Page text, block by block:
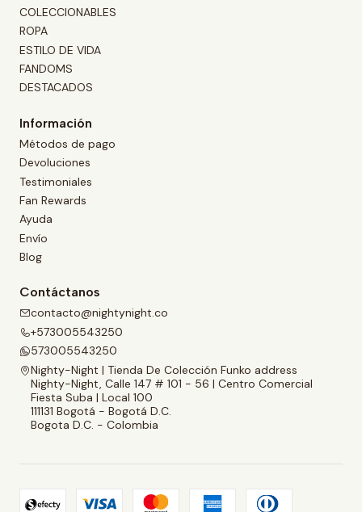
COLECCIONABLES
ROPA
ESTILO DE VIDA
FANDOMS
DESTACADOS
Información
Métodos de pago
Devoluciones
Testimoniales
Fan Rewards
Ayuda
Envío
Blog
Contáctanos
contacto@nightynight.co
+573005543250
573005543250
Nighty-Night | Tienda De Colección Funko address
Nighty-Night, Calle 147 # 101 - 56 | Centro Comercial
Fiesta Suba | Local 100
111131 Bogotá - Bogotá D.C.
Bogota D.C. - Colombia